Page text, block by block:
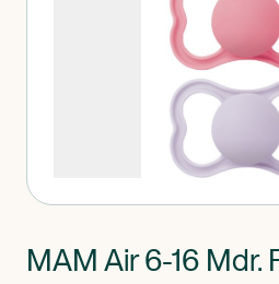
MAM Air 6-16 Mdr.